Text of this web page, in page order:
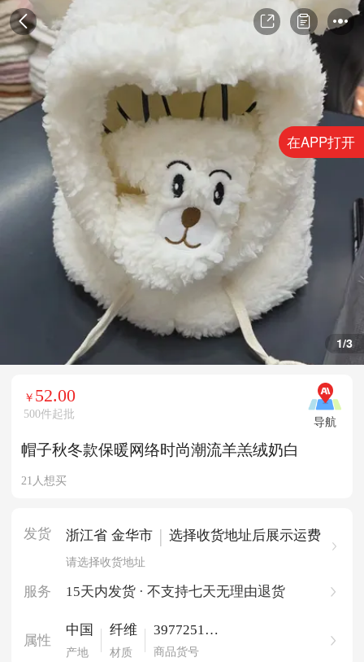
在APP打开
1/3
￥ 52.00
500件起批 导航
帽子秋冬款保暖网络时尚潮流羊羔绒奶白
21人想买
发货 浙江省 金华市 | 选择收货地址后展示运费
请选择收货地址
服务 15天内发货 · 不支持七天无理由退货
属性
中国
产地
纤维
材质
397725135
91801629
商品货号